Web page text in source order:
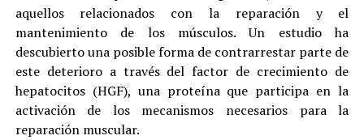
aquellos relacionados con la reparación y el
mantenimiento de los músculos. Un estudio ha
descubierto una posible forma de contrarrestar parte de
este deterioro a través del factor de crecimiento de
hepatocitos (HGF), una proteína que participa en la
activación de los mecanismos necesarios para la
reparación muscular.